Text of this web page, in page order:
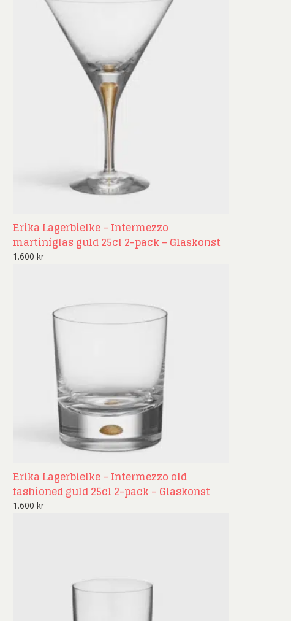
Roland Svensson
Sandra Steen
Stefan Wentzel
Stig Lindberg
Suzanne Nessim
Sven Lidberg
Olle Olson Hagalund
Erika Lagerbielke – Intermezzo
martiniglas guld 25cl 2-pack – Glaskonst
1.600 kr
Erika Lagerbielke – Intermezzo old
fashioned guld 25cl 2-pack – Glaskonst
1.600 kr